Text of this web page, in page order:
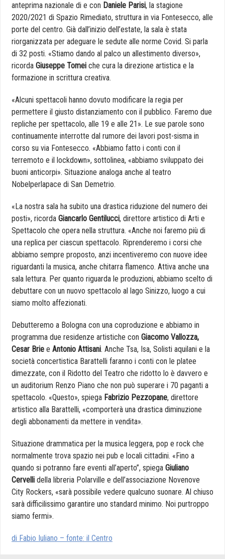
anteprima nazionale di e con Daniele Parisi, la stagione
2020/2021 di Spazio Rimediato, struttura in via Fontesecco, alle
porte del centro. Già dall’inizio dell’estate, la sala è stata
riorganizzata per adeguare le sedute alle norme Covid. Si parla
di 32 posti. «Stiamo dando al palco un allestimento diverso»,
ricorda Giuseppe Tomei che cura la direzione artistica e la
formazione in scrittura creativa.
«Alcuni spettacoli hanno dovuto modificare la regia per
permettere il giusto distanziamento con il pubblico. Faremo due
repliche per spettacolo, alle 19 e alle 21». Le sue parole sono
continuamente interrotte dal rumore dei lavori post-sisma in
corso su via Fontesecco. «Abbiamo fatto i conti con il
terremoto e il lockdown», sottolinea, «abbiamo sviluppato dei
buoni anticorpi». Situazione analoga anche al teatro
Nobelperlapace di San Demetrio.
«La nostra sala ha subito una drastica riduzione del numero dei
posti», ricorda Giancarlo Gentilucci, direttore artistico di Arti e
Spettacolo che opera nella struttura. «Anche noi faremo più di
una replica per ciascun spettacolo. Riprenderemo i corsi che
abbiamo sempre proposto, anzi incentiveremo con nuove idee
riguardanti la musica, anche chitarra flamenco. Attiva anche una
sala lettura. Per quanto riguarda le produzioni, abbiamo scelto di
debuttare con un nuovo spettacolo al lago Sinizzo, luogo a cui
siamo molto affezionati.
Debutteremo a Bologna con una coproduzione e abbiamo in
programma due residenze artistiche con Giacomo Vallozza,
Cesar Brie e Antonio Attisani. Anche Tsa, Isa, Solisti aquilani e la
società concertistica Barattelli faranno i conti con le platee
dimezzate, con il Ridotto del Teatro che ridotto lo è davvero e
un auditorium Renzo Piano che non può superare i 70 paganti a
spettacolo. «Questo», spiega Fabrizio Pezzopane, direttore
artistico alla Barattelli, «comporterà una drastica diminuzione
degli abbonamenti da mettere in vendita».
Situazione drammatica per la musica leggera, pop e rock che
normalmente trova spazio nei pub e locali cittadini. «Fino a
quando si potranno fare eventi all’aperto”, spiega Giuliano
Cervelli della libreria Polarville e dell’associazione Novenove
City Rockers, «sarà possibile vedere qualcuno suonare. Al chiuso
sarà difficilissimo garantire uno standard minimo. Noi purtroppo
siamo fermi».
di Fabio Iuliano – fonte: il Centro